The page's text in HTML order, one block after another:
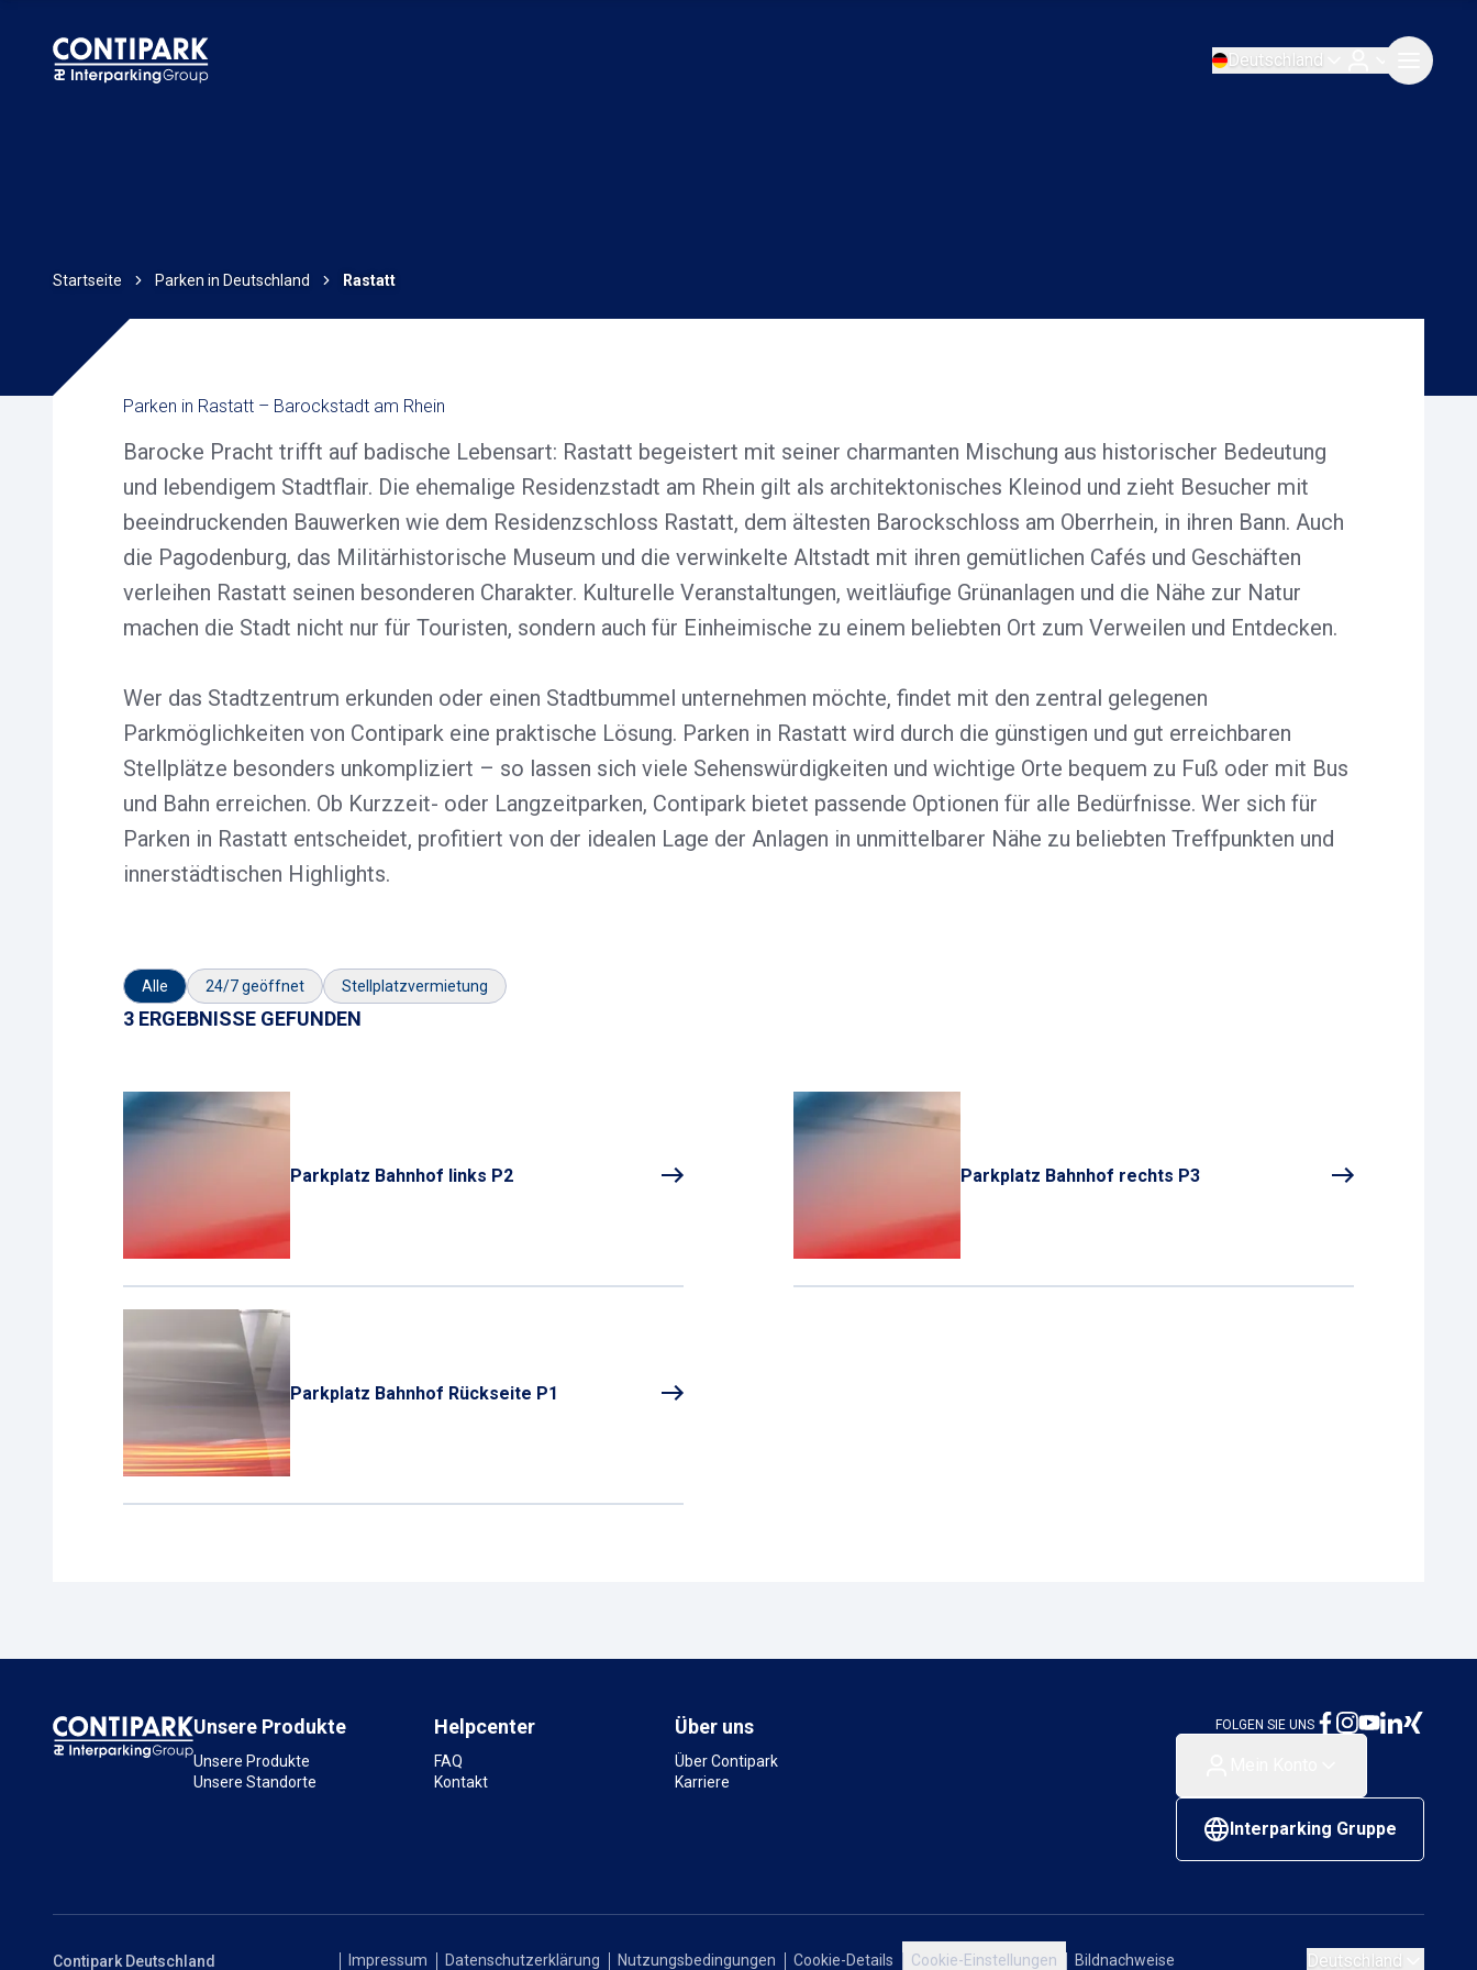
Deutschland
Startseite Parken in Deutschland Rastatt
Parken in Rastatt – Barockstadt am Rhein
Barocke Pracht trifft auf badische Lebensart: Rastatt begeistert mit seiner charmanten Mischung aus historischer Bedeutung
und lebendigem Stadtflair. Die ehemalige Residenzstadt am Rhein gilt als architektonisches Kleinod und zieht Besucher mit
beeindruckenden Bauwerken wie dem Residenzschloss Rastatt, dem ältesten Barockschloss am Oberrhein, in ihren Bann. Auch
die Pagodenburg, das Militärhistorische Museum und die verwinkelte Altstadt mit ihren gemütlichen Cafés und Geschäften
verleihen Rastatt seinen besonderen Charakter. Kulturelle Veranstaltungen, weitläufige Grünanlagen und die Nähe zur Natur
machen die Stadt nicht nur für Touristen, sondern auch für Einheimische zu einem beliebten Ort zum Verweilen und Entdecken.
Wer das Stadtzentrum erkunden oder einen Stadtbummel unternehmen möchte, findet mit den zentral gelegenen
Parkmöglichkeiten von Contipark eine praktische Lösung. Parken in Rastatt wird durch die günstigen und gut erreichbaren
Stellplätze besonders unkompliziert – so lassen sich viele Sehenswürdigkeiten und wichtige Orte bequem zu Fuß oder mit Bus
und Bahn erreichen. Ob Kurzzeit- oder Langzeitparken, Contipark bietet passende Optionen für alle Bedürfnisse. Wer sich für
Parken in Rastatt entscheidet, profitiert von der idealen Lage der Anlagen in unmittelbarer Nähe zu beliebten Treffpunkten und
innerstädtischen Highlights.
Alle 24/7 geöffnet Stellplatzvermietung
3 ERGEBNISSE GEFUNDEN
Parkplatz Bahnhof links P2 Parkplatz Bahnhof rechts P3
Parkplatz Bahnhof Rückseite P1
Unsere Produkte
Unsere Produkte
Unsere Standorte
Helpcenter
FAQ
Kontakt
Über uns
Über Contipark
Karriere
FOLGEN SIE UNS
Interparking Gruppe
Impressum Datenschutzerklärung Nutzungsbedingungen Cookie-Details Cookie-Einstellungen Bildnachweise Deutschland
Contipark Deutschland